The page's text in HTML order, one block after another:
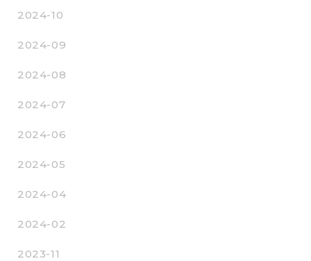
2024-10
2024-09
2024-08
2024-07
2024-06
2024-05
2024-04
2024-02
2023-11